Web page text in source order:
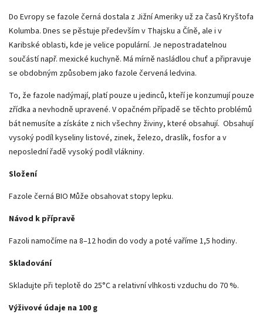
Do Evropy se fazole černá dostala z Jižní Ameriky už za časů Kryštofa
Kolumba. Dnes se pěstuje především v Thajsku a Číně, ale i v
Karibské oblasti, kde je velice populární. Je nepostradatelnou
součástí např. mexické kuchyně. Má mírně nasládlou chuť a připravuje
se obdobným způsobem jako fazole červená ledvina.
To, že fazole nadýmají, platí pouze u jedinců, kteří je konzumují pouze
zřídka a nevhodně upravené. V opačném případě se těchto problémů
bát nemusíte a získáte z nich všechny živiny, které obsahují. Obsahují
vysoký podíl kyseliny listové, zinek, železo, draslík, fosfor a v
neposlední řadě vysoký podíl vlákniny.
Složení
Fazole černá BIO Může obsahovat stopy lepku.
Návod k přípravě
Fazoli namočíme na 8–12 hodin do vody a poté vaříme 1,5 hodiny.
Skladování
Skladujte při teplotě do 25°C a relativní vlhkosti vzduchu do 70 %.
Výživové údaje na 100 g